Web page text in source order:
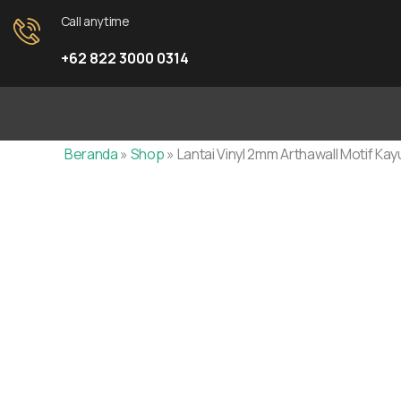
Call anytime
+62 822 3000 0314
Beranda» Shop» Lantai Vinyl 2mm Arthawall Motif
Diskon!